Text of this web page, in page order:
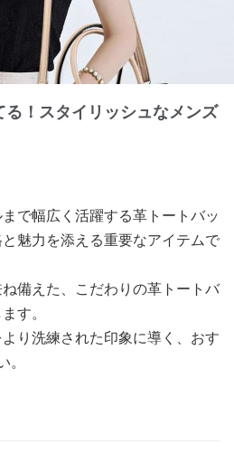
！スタイリッシュなメンズ
で幅広く活躍する革トートバッ
魅力を添える重要なアイテムで
備えた、こだわりの革トートバ
す。
り洗練された印象に導く、おす